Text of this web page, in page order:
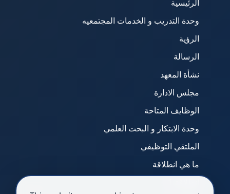
الرئيسية
وحدة التدريب و الخدمات المجتمعيه
الرؤية
الرسالة
نشأة المعهد
مجلس الادارة
الوظايف المتاحة
وحدة الابتكار و البحت العلمي
الملتقي التوظيفي
ما هي انطلاقة